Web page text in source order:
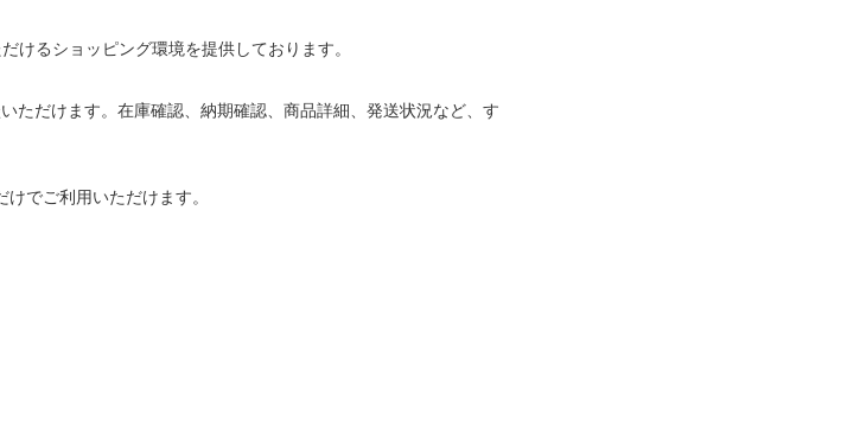
けるショッピング環境を提供しております。
ただけます。在庫確認、納期確認、商品詳細、発送状況など、す
でご利用いただけます。